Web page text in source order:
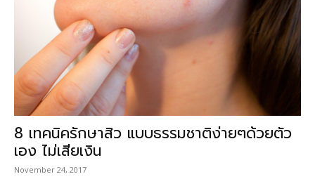
8 เทคนิครักษาสิว แบบธรรมชาติง่ายๆด้วยตัว
เอง ไม่เสียเงิน
November 24, 2017